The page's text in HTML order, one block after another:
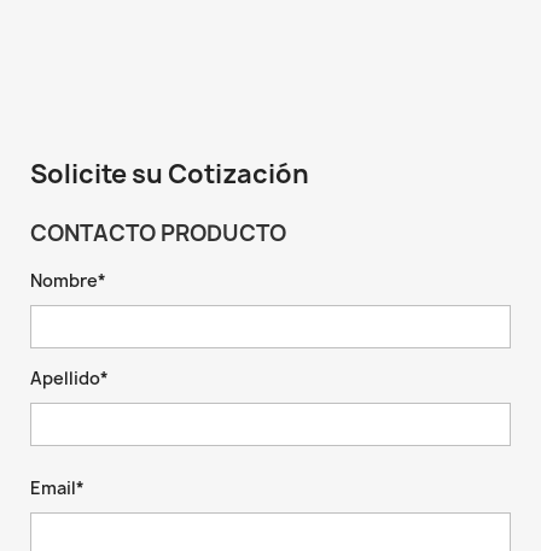
Solicite su Cotización
CONTACTO PRODUCTO
Nombre*
Apellido*
Email*